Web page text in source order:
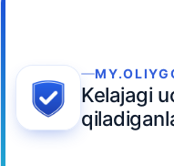
Kelajagi